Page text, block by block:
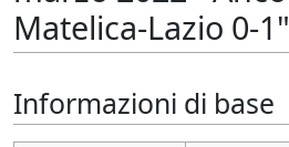
Matelica-Lazio 0-1"
Informazioni di base